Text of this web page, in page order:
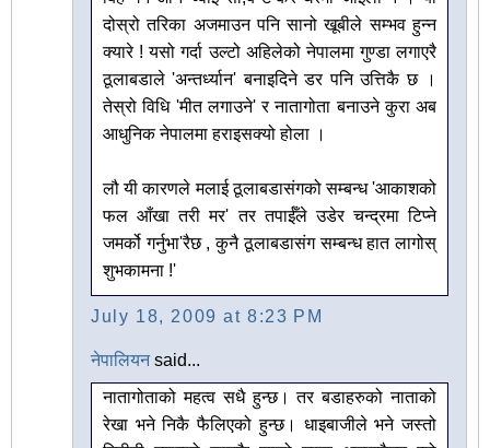
दोस्रो तरिका अजमाउन पनि सानो खूबीले सम्भव हुन्न
क्यारे ! यसो गर्दा उल्टो अहिलेको नेपालमा गुण्डा लगाएरै
ठूलाबडाले 'अन्तर्ध्यान' बनाइदिने डर पनि उत्तिकै छ ।
तेस्रो विधि 'मीत लगाउने' र नातागोता बनाउने कुरा अब
आधुनिक नेपालमा हराइसक्यो होला ।
लौ यी कारणले मलाई ठूलाबडासंगको सम्बन्ध 'आकाशको
फल आँखा तरी मर' तर तपाईँले उडेर चन्द्रमा टिप्ने
जमर्को गर्नुभा'रैछ , कुनै ठूलाबडासंग सम्बन्ध हात लागोस्
शुभकामना !'
July 18, 2009 at 8:23 PM
नेपालियनsaid...
नातागोताको महत्व सधै हुन्छ। तर बडाहरुको नाताको
रेखा भने निकै फैलिएको हुन्छ। धाइबाजीले भने जस्तो